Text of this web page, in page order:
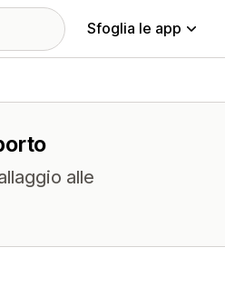
Sfoglia le app
alle